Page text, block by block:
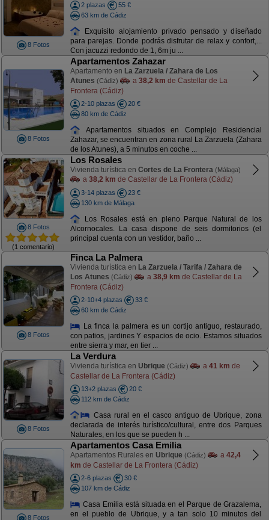
8 Fotos
2 plazas
55 €
63 km de Cádiz
Exquisito alojamiento privado pensado y diseñado
para parejas. Donde podrás disfrutar de relax y confort,...
Con jacuzzi redondo de 1, 6m ju ...
8 Fotos
Apartamentos Zahazar
Apartamento en La Zarzuela / Zahara de Los
Atunes (Cádiz) a 38,2 km de Castellar de La
Frontera (Cádiz)
2-10 plazas
20 €
80 km de Cádiz
Apartamentos situados en Complejo Residencial
Zahazar, se encuentran en zona rural La Zarzuela (Zahara
de los Atunes), a 5 minutos en coche ...
8 Fotos
(1 comentario)
Los Rosales
Vivienda turística en Cortes de La Frontera (Málaga)
a 38,2 km de Castellar de La Frontera (Cádiz)
3-14 plazas
23 €
130 km de Málaga
Los Rosales está en pleno Parque Natural de los
Alcornocales. La casa dispone de seis dormitorios (el
principal cuenta con un vestidor, baño ...
8 Fotos
Finca La Palmera
Vivienda turística en La Zarzuela / Tarifa / Zahara de
Los Atunes (Cádiz) a 38,9 km de Castellar de La
Frontera (Cádiz)
2-10+4 plazas
33 €
60 km de Cádiz
La finca la palmera es un cortijo antiguo, restaurado,
con patios, jardines Y espacios de ocio. Estamos situados
entre sierra y mar, en tier ...
8 Fotos
La Verdura
Vivienda turística en Ubrique (Cádiz) a 41 km de
Castellar de La Frontera (Cádiz)
13+2 plazas
20 €
112 km de Cádiz
Casa rural en el casco antiguo de Ubrique, zona
declarada de interés turístico/cultural, entre dos Parques
Naturales, en los que se pueden h ...
8 Fotos
Apartamentos Casa Emilia
Apartamentos Rurales en Ubrique (Cádiz) a 42,4
km de Castellar de La Frontera (Cádiz)
2-6 plazas
30 €
107 km de Cádiz
Casa Emilia está situada en el Parque de Grazalema,
en el pueblo de Ubrique, y a tan solo 10 minutos del